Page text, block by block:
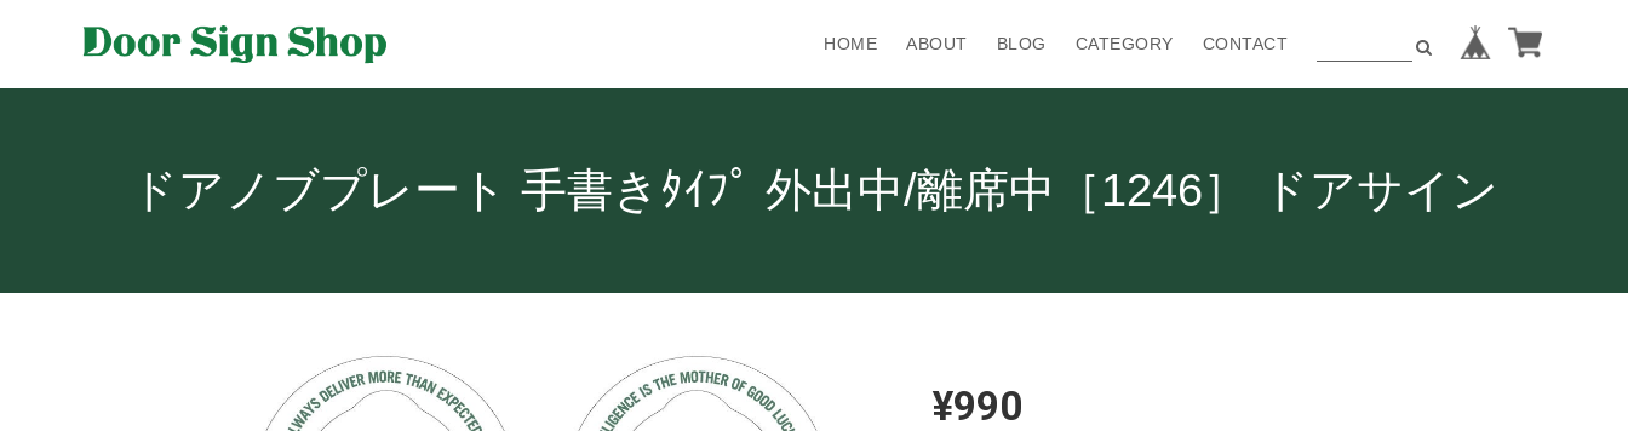
HOME ABOUT BLOG CATEGORY CONTACT
ドアノブプレート 手書きﾀｲﾌﾟ 外出中/離席中［1246］ ドアサイン
¥990